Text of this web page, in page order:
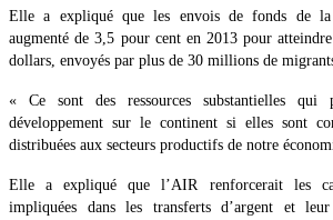
Elle a expliqué que les envois de fonds de
augmenté de 3,5 pour cent en 2013 pour
dollars, envoyés par plus de 30 millions de
« Ce sont des ressources substantielles qui
développement sur le continent si elles sont
distribuées aux secteurs productifs de notre
Elle a expliqué que l’AIR renforcerait les
impliquées dans les transferts d’argent et leur